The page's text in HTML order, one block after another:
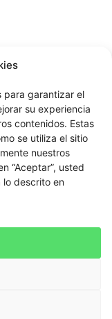
para garantizar el
su experiencia
contenidos. Estas
se utiliza el sitio
nuestros
“Aceptar”, usted
lo descrito en